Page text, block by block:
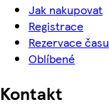
Jak nakupovat
Registrace
Rezervace času
Oblíbené
Kontakt